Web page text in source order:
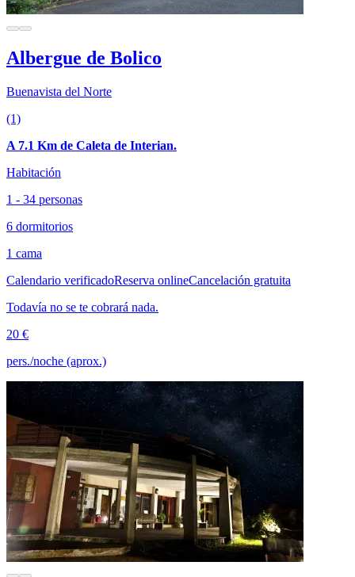
Albergue de Bolico
Buenavista del Norte
(1)
A 7.1 Km de Caleta de Interian.
Habitación
1 - 34 personas
6 dormitorios
1 cama
Calendario verificadoReserva onlineCancelación gratuita
Todavía no se te cobrará nada.
20 €
pers./noche (aprox.)